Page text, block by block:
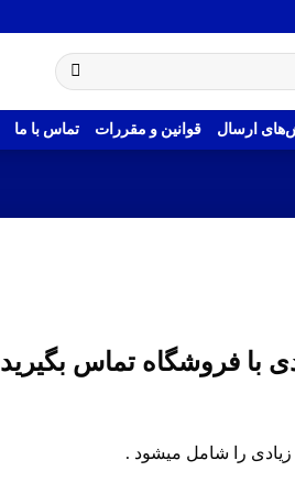
ارسال قوانین و مقررات تماس با ما
با فروشگاه تماس بگیرید
زیادی را شامل میشود .